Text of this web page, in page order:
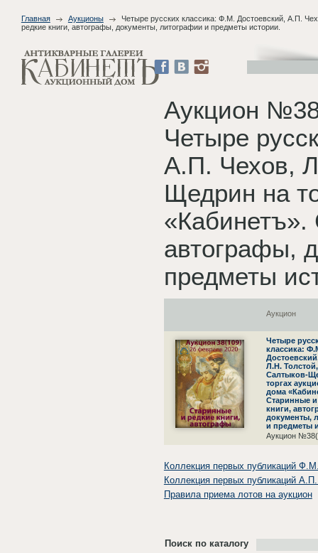
Главная Аукционы
Четыре русских классика: Ф.М. Достоевский, А.П.
редкие книги, автографы, документы, литографии и предметы истории.
Аукцион
Четыре
А.П. Чехов,
Щедрин на
«Кабинетъ».
автографы,
предметы
Аукцион
Четыре
классика:
Л.Н.
Салтыков-
торгах
дома
Старинные и
книги,
документы,
и предметы
Аукцион
Коллекция первых публикаций
Коллекция первых публикаций
Правила приема лотов на аукцион
Поиск по каталогу